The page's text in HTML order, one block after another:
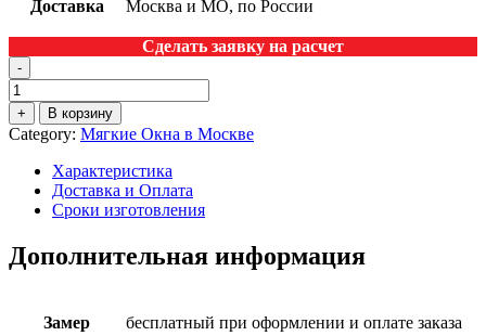
Доставка Москва и МО, по России
Сделать заявку на расчет
-
+ В корзину
Category: Мягкие Окна в Москве
Характеристика
Доставка и Оплата
Сроки изготовления
Дополнительная информация
Замер бесплатный при оформлении и оплате заказа